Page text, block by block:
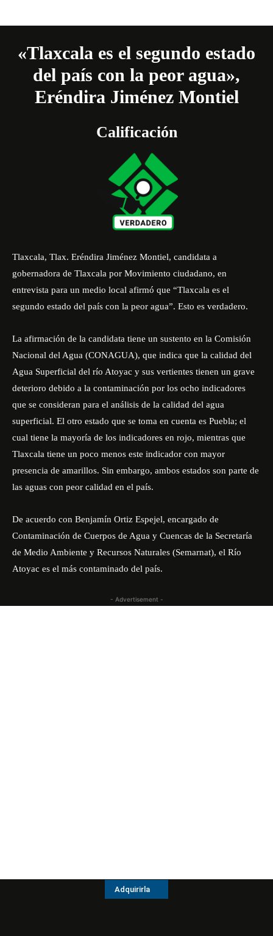
«Tlaxcala es el segundo estado
del país con la peor agua»,
Eréndira Jiménez Montiel
Calificación
Tlaxcala, Tlax. Eréndira Jiménez Montiel, candidata a
gobernadora de Tlaxcala por Movimiento ciudadano, en
entrevista para un medio local afirmó que “Tlaxcala es el
segundo estado del país con la peor agua”. Esto es verdadero.
La afirmación de la candidata tiene un sustento en la Comisión
Nacional del Agua (CONAGUA), que indica que la calidad del
Agua Superficial del río Atoyac y sus vertientes tienen un grave
deterioro debido a la contaminación por los ocho indicadores
que se consideran para el análisis de la calidad del agua
superficial. El otro estado que se toma en cuenta es Puebla; el
cual tiene la mayoría de los indicadores en rojo, mientras que
Tlaxcala tiene un poco menos este indicador con mayor
presencia de amarillos. Sin embargo, ambos estados son parte de
las aguas con peor calidad en el país.
De acuerdo con Benjamín Ortiz Espejel, encargado de
Contaminación de Cuerpos de Agua y Cuencas de la Secretaría
de Medio Ambiente y Recursos Naturales (Semarnat), el Río
Atoyac es el más contaminado del país.
- Advertisement -
Adquirirla